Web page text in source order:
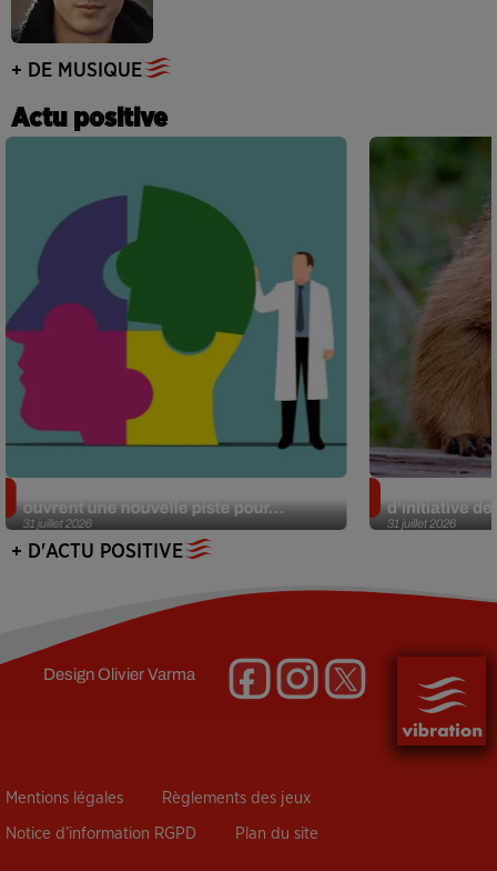
+ DE MUSIQUE
Actu positive
31 juillet 2026
ouvrent une nouvelle piste pour...
31 juillet 2026
d’initiative
+ D'ACTU POSITIVE
DesignOlivier Varma
Mentions légales Règlements des jeux
Notice d’information RGPD Plan du site